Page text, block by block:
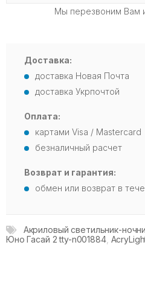
Мы перезвоним Вам
Доставка:
доставка Новая Почта
доставка Укрпочтой
Оплата:
картами Visa / Mastercard
безналичный расчет
Возврат и гарантия:
обмен или возврат в
Акриловый светильник-
Юно Гасай 2 tty-n001884,